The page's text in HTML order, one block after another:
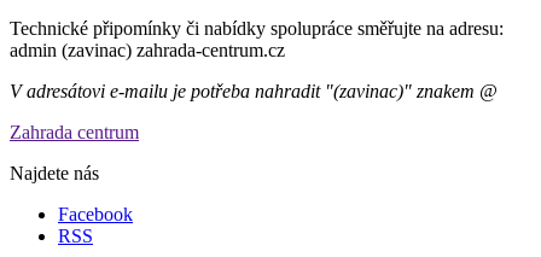
Technické připomínky či nabídky spolupráce směřujte na adresu:
admin (zavinac) zahrada-centrum.cz
V adresátovi e-mailu je potřeba nahradit "(zavinac)" znakem @
Zahrada centrum
Najdete nás
Facebook
RSS